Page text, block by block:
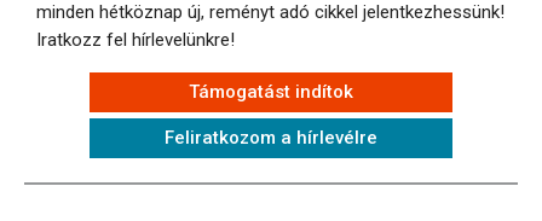
minden hétköznap új, reményt adó cikkel jelentkezhessünk!
Iratkozz fel hírlevelünkre!
Támogatást indítok
Feliratkozom a hírlevélre